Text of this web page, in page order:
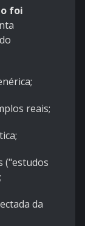
foi
reais;
("estudos
da